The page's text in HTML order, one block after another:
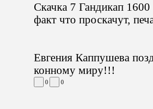
Скачка 7 Гандикап
факт что проскачут,
Евгения Каппушева
конному миру!!!
0 0